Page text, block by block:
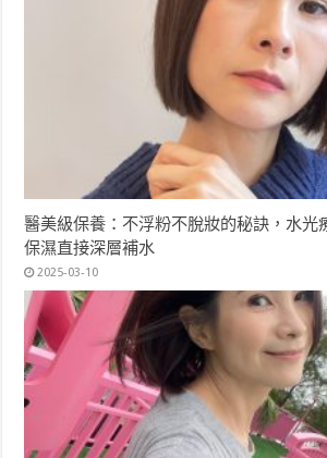
醫美級保養：不浮粉不脫妝的秘訣，水光
保濕直接深層補水
2025-03-10